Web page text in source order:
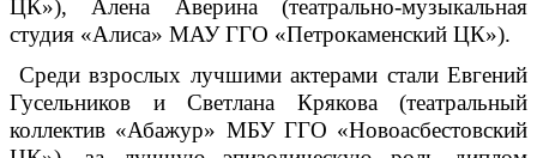
ЦК»), Алена Аверина (театрально-музыкальная
студия «Алиса» МАУ ГГО «Петрокаменский ЦК»).
Среди взрослых лучшими актерами стали Евгений
Гусельников и Светлана Крякова (театральный
коллектив «Абажур» МБУ ГГО «Новоасбестовский